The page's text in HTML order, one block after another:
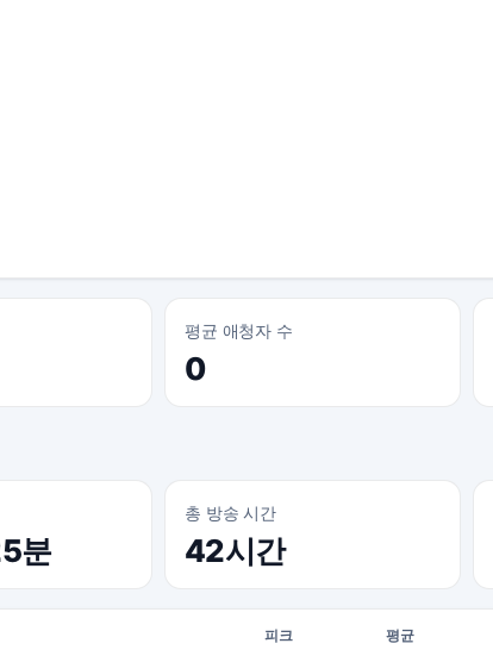
평균 애청자 수
0
분
총 방송 시간
42시간
피크 평균